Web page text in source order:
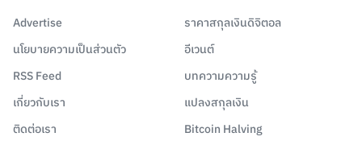
Advertise
นโยบายความเป็นส่วนตัว
RSS Feed
เกี่ยวกับเรา
ติดต่อเรา
ราคาสกุลเงินดิจิตอล
อีเวนต์
บทความความรู้
แปลงสกุลเงิน
Bitcoin Halving